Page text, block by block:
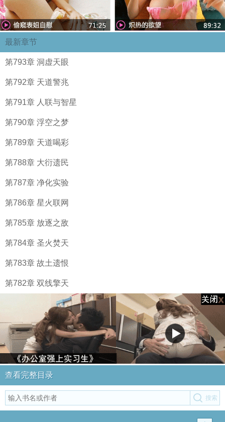
最新章节
第793章 洞虚天眼
第792章 天道警兆
第791章 人联与智星
第790章 浮空之梦
第789章 天道喝彩
第788章 大衍遗民
第787章 净化实验
第786章 星火联网
第785章 放逐之敌
第784章 圣火焚天
第783章 故土遗恨
第782章 双线擎天
查看完整目录